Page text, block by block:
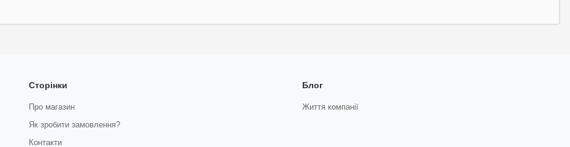
Сторінки
Про магазин
Як зробити замовлення?
Контакти
Блог
Життя компанії